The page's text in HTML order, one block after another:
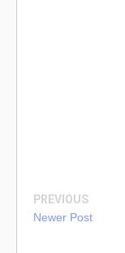
PREVIOUS
Newer Post